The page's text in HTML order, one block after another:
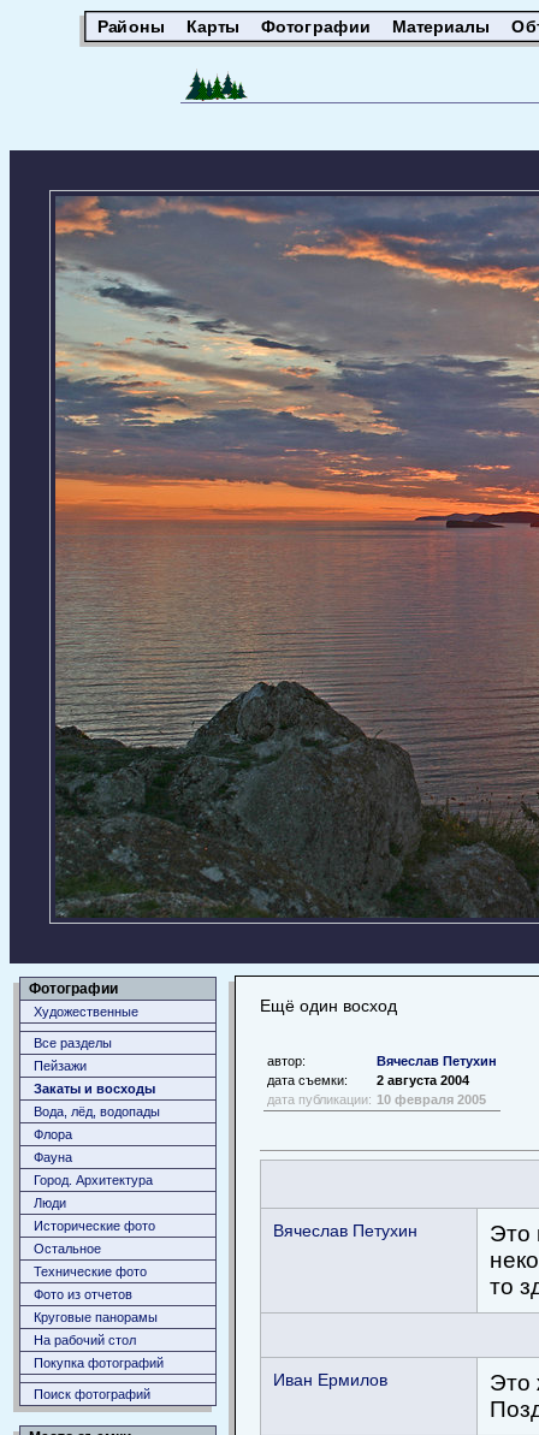
Районы Карты Фотографии Материалы
Фотографии
Художественные
Все разделы
Пейзажи
Закаты и восходы
Вода, лёд, водопады
Флора
Фауна
Город. Архитектура
Люди
Исторические фото
Остальное
Технические фото
Фото из отчетов
Круговые панорамы
На рабочий стол
Покупка фотографий
Поиск фотографий
Ещё один восход
автор:
Вячеслав Петухин
дата съемки:
2 августа 2004
дата публикации: 10 февраля 2005
Вячеслав Петухин
Это
то
Иван Ермилов
Это